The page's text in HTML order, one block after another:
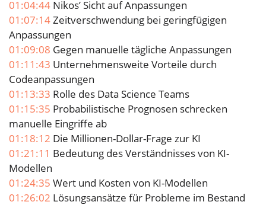
01:04:44 Nikos’ Sicht auf Anpassungen
01:07:14Zeitverschwendung bei geringfügigen
Anpassungen
01:09:08 Gegen manuelle tägliche Anpassungen
01:11:43 Unternehmensweite Vorteile durch
Codeanpassungen
01:13:33 Rolle des Data Science Teams
01:15:35 Probabilistische Prognosen schrecken
manuelle Eingriffe ab
01:18:12 Die Millionen-Dollar-Frage zur KI
01:21:11 Bedeutung des Verständnisses von KI-
Modellen
01:24:35 Wert und Kosten von KI-Modellen
01:26:02 Lösungsansätze für Probleme im Bestand